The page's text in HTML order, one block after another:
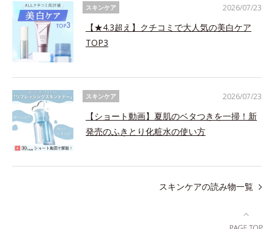
スキンケア
【★4.3超え】クチコミで大人気の美白ケア
TOP3
2026/07/23
スキンケア
【ショート動画】夏肌のベタつきを一掃！新
発売のふきとり化粧水の使い方
2026/07/23
スキンケアの読み物一覧